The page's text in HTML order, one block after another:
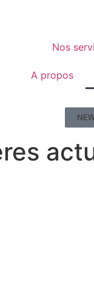
Nos
A propos